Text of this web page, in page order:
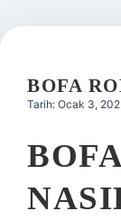
Hakkımızda
BOFA
Tarih: Ocak 3,